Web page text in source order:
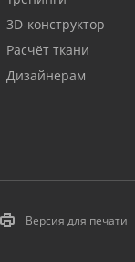
3D-конструктор
Расчёт ткани
Дизайнерам
Версия для печати